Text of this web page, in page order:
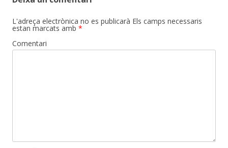
L'adreça electrònica no es publicarà Els camps necessaris
estan marcats amb *
Comentari